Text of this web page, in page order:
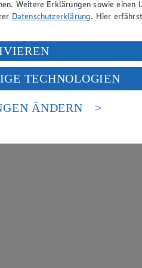
Weitere Erklärungen sowie einen
Datenschutzerklärung. Hier
in den USA durch Facebook und
Sinne des Art. 49 Abs. 1 Satz 1 lit.
Der EuGH sieht die USA als
Datenschutzniveau an. Es
TECHNOLOGIEN
ÄNDERN